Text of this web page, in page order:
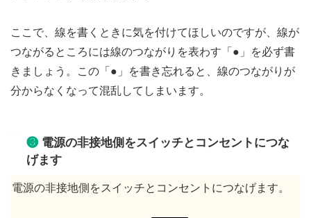
ここで、線を書くときに気を付けてほしいのですが、線が
つながるところには線のつながりを表わす「●」を必ず書
きましょう。この「●」を書き忘れると、線のつながりが
分からなくなって混乱してしまいます。
❸電源の非接地側をスイッチとコンセントにつな
げます
電源の非接地側をスイッチとコンセントにつなげます。